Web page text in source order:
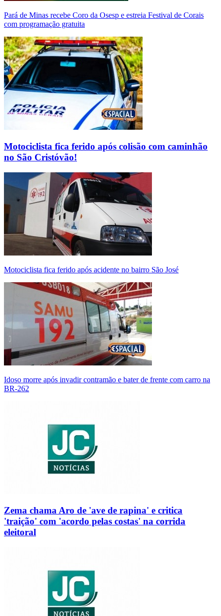
Pará de Minas recebe Coro da Osesp e estreia Festival de Corais
com programação gratuita
Motociclista fica ferido após colisão com caminhão
no São Cristóvão!
Motociclista fica ferido após acidente no bairro São José
Idoso morre após invadir contramão e bater de frente com carro na
BR-262
Zema chama Aro de 'ave de rapina' e critica
'traição' com 'acordo pelas costas' na corrida
eleitoral